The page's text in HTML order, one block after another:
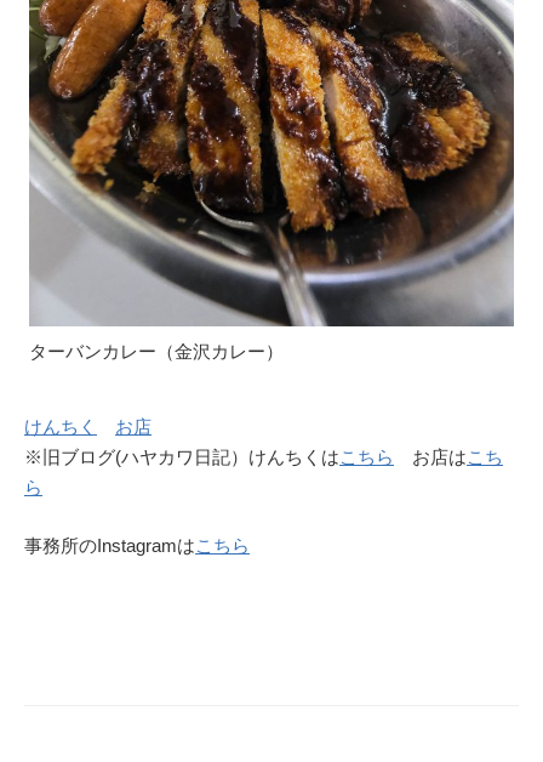
ターバンカレー（金沢カレー）
けんちく
お店
※旧ブログ(ハヤカワ日記）けんちくはこちら お店はこち
ら
事務所のInstagramはこちら